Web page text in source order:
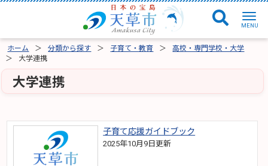
ホーム 分類から探す 子育て・教育
高校・専門学校・大学
大学連携
大学連携
子育て応援ガイドブック
2025年10月9日更新